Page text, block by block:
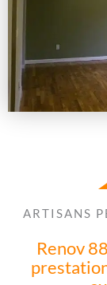
ARTISANS
Renov